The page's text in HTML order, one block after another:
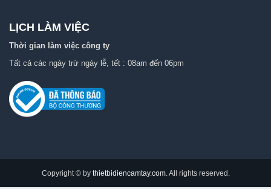
LỊCH LÀM VIỆC
Thời gian làm việc công ty
Tất cả các ngày trừ ngày lễ, tết : 08am đến 06pm
Copyright © by thietbidiencamtay.com. All rights reserved.